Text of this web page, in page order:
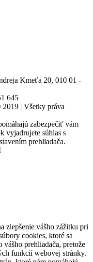
Kmeťa 20, 010 01 -
645
| Všetky práva
zabezpečiť vám
vyjadrujete súhlas s
prehliadača.
zlepšenie vášho zážitku pri
cookies, ktoré sa
prehliadača, pretože
funkcií webovej stránky.